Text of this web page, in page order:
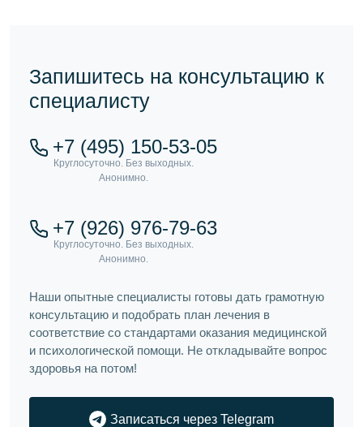
Запишитесь на консультацию к
специалисту
+7 (495) 150-53-05
+7 (926) 976-79-63
Наши опытные специалисты готовы дать грамотную
консультацию и подобрать план лечения в
соответствие со стандартами оказания медицинской
и психологической помощи. Не откладывайте вопрос
здоровья на потом!
Записаться через Telegram